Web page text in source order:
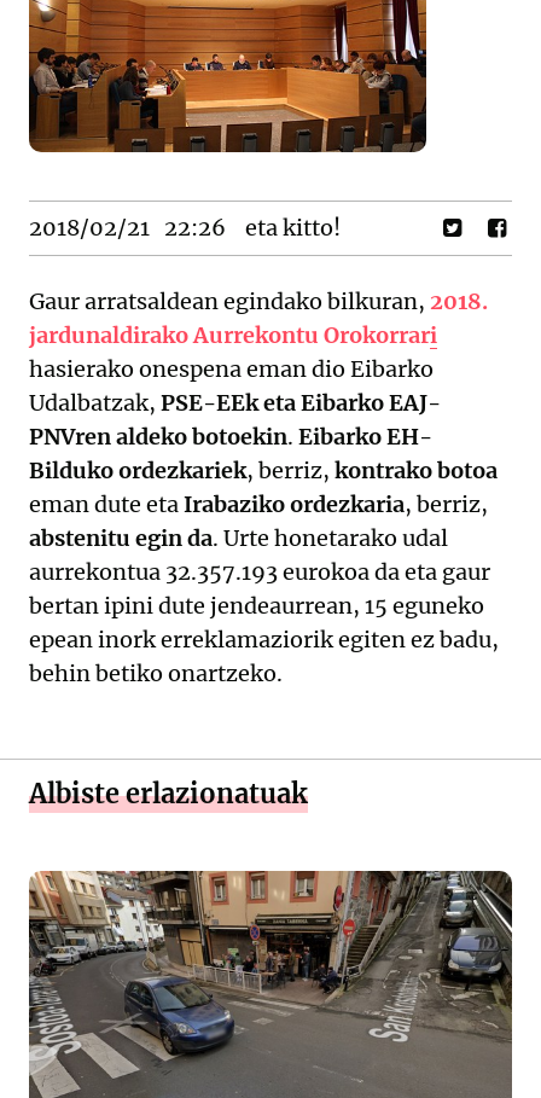
2018/02/21 22:26 eta kitto!
Gaur arratsaldean egindako bilkuran, 2018.
jardunaldirako Aurrekontu Orokorrari
hasierako onespena eman dio Eibarko
Udalbatzak, PSE-EEk eta Eibarko EAJ-
PNVren aldeko botoekin. Eibarko EH-
Bilduko ordezkariek, berriz, kontrako botoa
eman dute etaIrabaziko ordezkaria, berriz,
abstenitu egin da. Urte honetarako udal
aurrekontua 32.357.193 eurokoa da eta gaur
bertan ipini dute jendeaurrean, 15 eguneko
epean inork erreklamaziorik egiten ez badu,
behin betiko onartzeko.
Albiste erlazionatuak